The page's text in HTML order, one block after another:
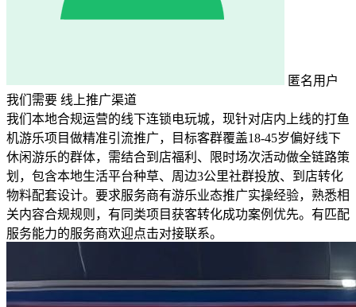
匿名用户
我们需要 线上推广渠道
我们本地合规运营的线下连锁电玩城，现针对店内上线的打鱼
机游乐项目做精准引流推广，目标客群覆盖18-45岁偏好线下
休闲游乐的群体，需结合到店福利、限时场次活动做全链路策
划，包含本地生活平台种草、周边3公里社群投放、到店转化
物料配套设计。要求服务商有游乐业态推广实操经验，熟悉相
关内容合规规则，有同类项目获客转化成功案例优先。有匹配
服务能力的服务商欢迎点击对接联系。